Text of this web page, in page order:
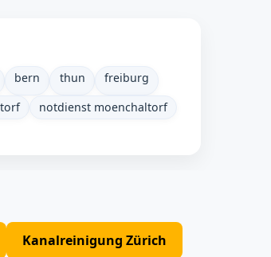
bern thun
freiburg
notdienst moenchaltorf
Kanalreinigung Zürich